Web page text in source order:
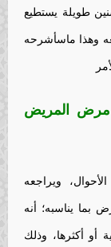
طويلة يستطيع
وهذا ماسأشرحه
المريض
ويراجعه
بما يناسبه؛ أنه
أو أكثرها، وذلك